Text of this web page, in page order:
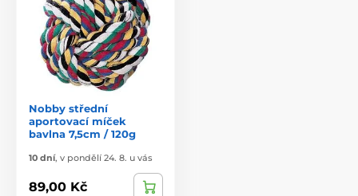
Nobby střední
aportovací míček
bavlna 7,5cm / 120g
10 dní, v pondělí 24. 8. u vás
89,00 Kč